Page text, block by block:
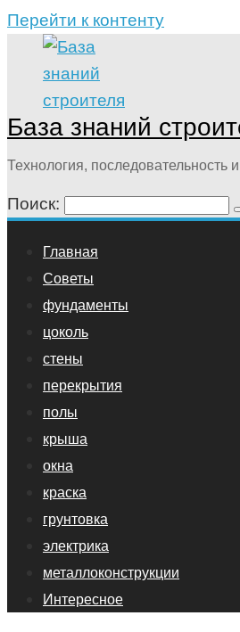
Перейти к контенту
База знаний
Технология, последовательность
Поиск:
Главная
Советы
фундаменты
цоколь
стены
перекрытия
полы
крыша
окна
краска
грунтовка
электрика
металлоконструкции
Интересное